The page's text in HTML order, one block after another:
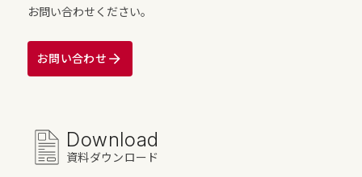
お問い合わせください。
お問い合わせ
Download
資料ダウンロード